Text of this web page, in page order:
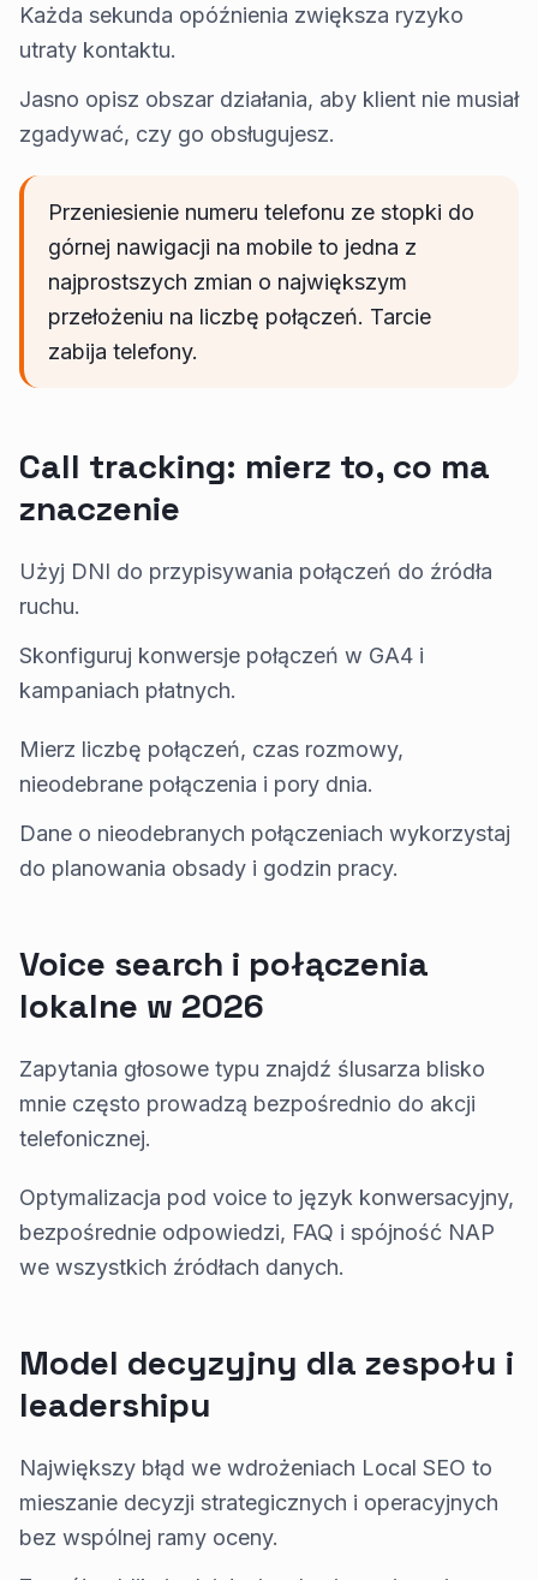
Każda sekunda opóźnienia zwiększa ryzyko
utraty kontaktu.
Jasno opisz obszar działania, aby klient nie musiał
zgadywać, czy go obsługujesz.
Przeniesienie numeru telefonu ze stopki do
górnej nawigacji na mobile to jedna z
najprostszych zmian o największym
przełożeniu na liczbę połączeń. Tarcie
zabija telefony.
Call tracking: mierz to, co ma
znaczenie
Użyj DNI do przypisywania połączeń do źródła
ruchu.
Skonfiguruj konwersje połączeń w GA4 i
kampaniach płatnych.
Mierz liczbę połączeń, czas rozmowy,
nieodebrane połączenia i pory dnia.
Dane o nieodebranych połączeniach wykorzystaj
do planowania obsady i godzin pracy.
Voice search i połączenia
lokalne w 2026
Zapytania głosowe typu znajdź ślusarza blisko
mnie często prowadzą bezpośrednio do akcji
telefonicznej.
Optymalizacja pod voice to język konwersacyjny,
bezpośrednie odpowiedzi, FAQ i spójność NAP
we wszystkich źródłach danych.
Model decyzyjny dla zespołu i
leadershipu
Największy błąd we wdrożeniach Local SEO to
mieszanie decyzji strategicznych i operacyjnych
bez wspólnej ramy oceny.